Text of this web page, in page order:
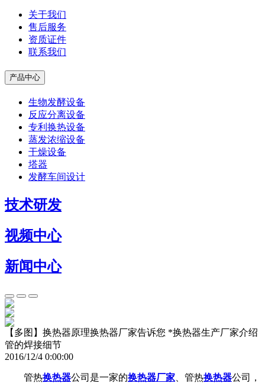
关于我们
售后服务
资质证件
联系我们
产品中心
生物发酵设备
反应分离设备
专利换热设备
蒸发浓缩设备
干燥设备
塔器
发酵车间设计
技术研发
视频中心
新闻中心
【多图】换热器原理换热器厂家告诉您 *换热器生产厂家介绍
管的焊接细节
2016/12/4 0:00:00
管热换热器公司是一家的换热器厂家 、管热换热器公司，